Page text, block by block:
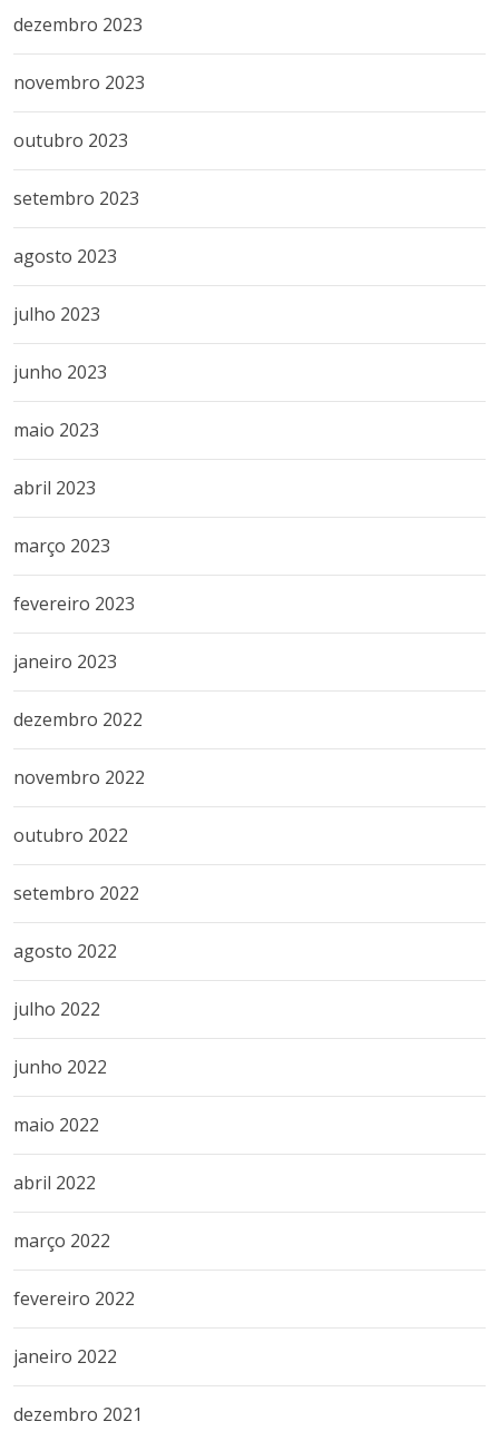
dezembro 2023
novembro 2023
outubro 2023
setembro 2023
agosto 2023
julho 2023
junho 2023
maio 2023
abril 2023
março 2023
fevereiro 2023
janeiro 2023
dezembro 2022
novembro 2022
outubro 2022
setembro 2022
agosto 2022
julho 2022
junho 2022
maio 2022
abril 2022
março 2022
fevereiro 2022
janeiro 2022
dezembro 2021